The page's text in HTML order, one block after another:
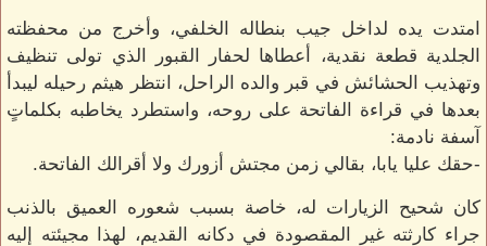
امتدت يده لداخل جيب بنطاله الخلفي، وأخرج من محفظته
الجلدية قطعة نقدية، أعطاها لحفار القبور الذي تولى تنظيف
وتهذيب الحشائش في قبر والده الراحل، انتظر هيثم رحيله ليبدأ
بعدها في قراءة الفاتحة على روحه، واستطرد يخاطبه بكلماتٍ
آسفة نادمة:
-حقك عليا يابا، بقالي زمن مجتش أزورك ولا أقرالك الفاتحة.
كان شحيح الزيارات له، خاصة بسبب شعوره العميق بالذنب
جراء كارثته غير المقصودة في دكانه القديم، لهذا مجيئته إليه